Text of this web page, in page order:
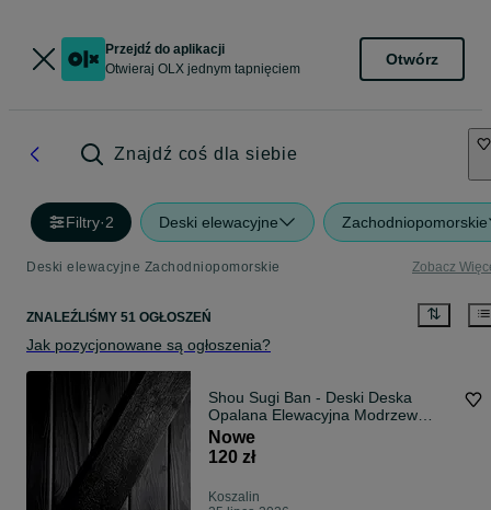
Przejdź do aplikacji
Otwieraj OLX jednym tapnięciem
Otwórz
Znajdź coś dla siebie
Filtry·2 Deski elewacyjne Zachodniopomorskie
Deski elewacyjne Zachodniopomorskie Zobacz
ZNALEŹLIŚMY 51 OGŁOSZEŃ
Jak pozycjonowane są ogłoszenia?
Shou Sugi Ban - Deski Deska
Opalana Elewacyjna Modrzew
Świerk Sosna
Nowe
120 zł
Koszalin